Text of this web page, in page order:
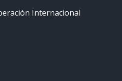
Internacional